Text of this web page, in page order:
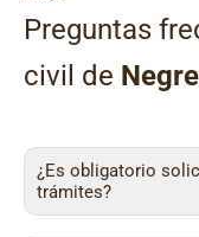
Preguntas
civil de
¿Es obligatorio
trámites?